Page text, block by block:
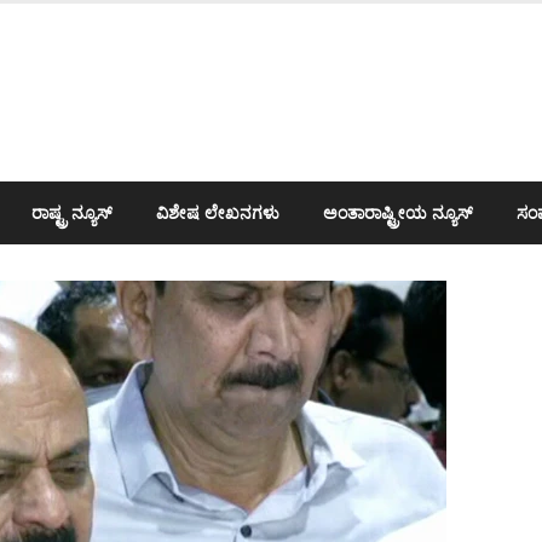
ರಾಷ್ಟ್ರ ನ್ಯೂಸ್ ವಿಶೇಷ ಲೇಖನಗಳು ಅಂತಾರಾಷ್ಟ್ರೀಯ ನ್ಯೂಸ್